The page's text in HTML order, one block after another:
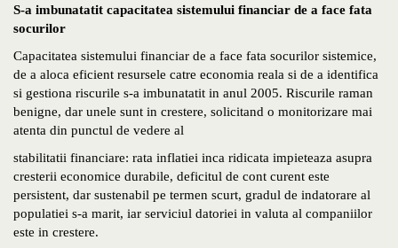
S-a imbunatatit capacitatea sistemului financiar de a face fata
socurilor
Capacitatea sistemului financiar de a face fata socurilor sistemice,
de a aloca eficient resursele catre economia reala si de a identifica
si gestiona riscurile s-a imbunatatit in anul 2005. Riscurile raman
benigne, dar unele sunt in crestere, solicitand o monitorizare mai
atenta din punctul de vedere al
stabilitatii financiare: rata inflatiei inca ridicata impieteaza asupra
cresterii economice durabile, deficitul de cont curent este
persistent, dar sustenabil pe termen scurt, gradul de indatorare al
populatiei s-a marit, iar serviciul datoriei in valuta al companiilor
este in crestere.